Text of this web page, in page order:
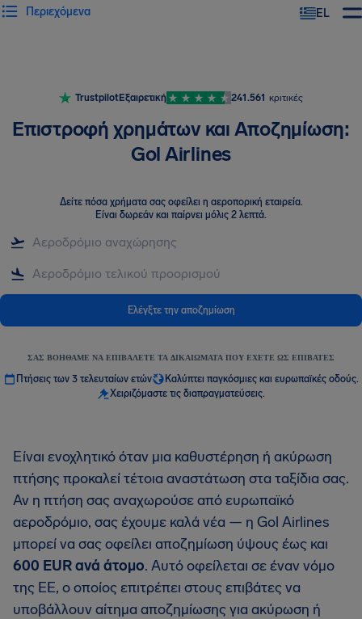
EL
Περιεχόμενα
TrustpilotΕξαιρετική 241.561 κριτικές
Επιστροφή χρημάτων και Αποζημίωση:
Gol Airlines
Δείτε πόσα χρήματα σας οφείλει η αεροπορική εταιρεία.
Είναι δωρεάν και παίρνει μόλις 2 λεπτά.
Ελέγξτε την αποζημίωση
ΣΑΣ ΒΟΗΘΆΜΕ ΝΑ ΕΠΙΒΆΛΕΤΕ ΤΑ ΔΙΚΑΙΏΜΑΤΑ ΠΟΥ ΈΧΕΤΕ ΩΣ ΕΠΙΒΆΤΕΣ
Πτήσεις των 3 τελευταίων ετών
Καλύπτει παγκόσμιες και ευρωπαϊκές οδούς.
Χειριζόμαστε τις διαπραγματεύσεις.
Είναι ενοχλητικό όταν μια καθυστέρηση ή ακύρωση
πτήσης προκαλεί τέτοια αναστάτωση στα ταξίδια σας.
Αν η πτήση σας αναχωρούσε από ευρωπαϊκό
αεροδρόμιο, σας έχουμε καλά νέα — η Gol Airlines
μπορεί να σας οφείλει αποζημίωση ύψους έως και
600 EUR ανά άτομο. Αυτό οφείλεται σε έναν νόμο
της ΕΕ, ο οποίος επιτρέπει στους επιβάτες να
υποβάλλουν αίτημα αποζημίωσης για ακύρωση ή